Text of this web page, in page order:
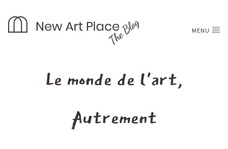
MENU
Le monde de l'art,
Autrement